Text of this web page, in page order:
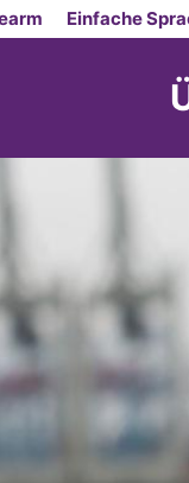
Einfache